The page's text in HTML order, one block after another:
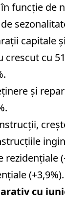
funcţie de
capitale
cu
şi
rezidenţiale
(+3,9%).
cu